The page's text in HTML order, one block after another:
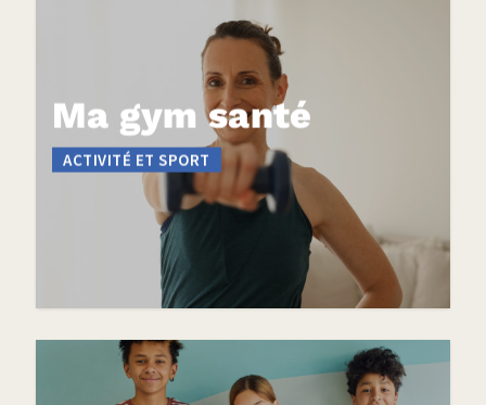
Ma gym santé
ACTIVITÉ ET SPORT